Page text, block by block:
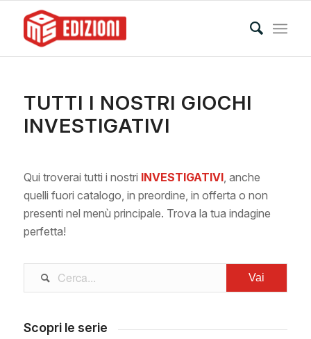
TUTTI I NOSTRI GIOCHI
INVESTIGATIVI
Qui troverai tutti i nostri INVESTIGATIVI, anche
quelli fuori catalogo, in preordine, in offerta o non
presenti nel menù principale. Trova la tua indagine
perfetta!

Scopri le serie